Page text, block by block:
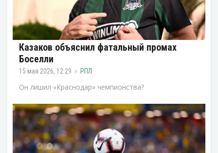
Казаков объяснил фатальный промах
Боселли
15 мая 2026, 12:29 РПЛ
Он лишил «Краснодар» чемпионства?